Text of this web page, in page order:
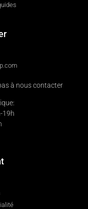
à nous contacter
19h